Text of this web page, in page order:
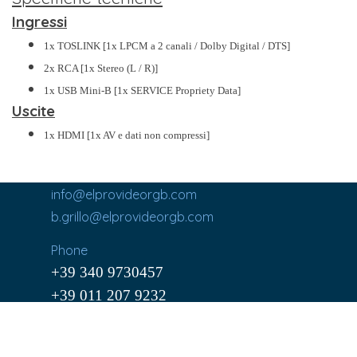
Ingressi
1x TOSLINK [1x LPCM a 2 canali / Dolby Digital / DTS]
2x RCA [1x Stereo (L / R)]
1x USB Mini-B [1x SERVICE Propriety Data]
Uscite
1x HDMI [1x AV e dati non compressi]
info@elprovideorgb.com
b.grillo@elprovideorgb.com
Phone
+39 340 9730457
+39 011 207 9232